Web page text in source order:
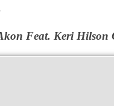
Feat. Keri Hilson